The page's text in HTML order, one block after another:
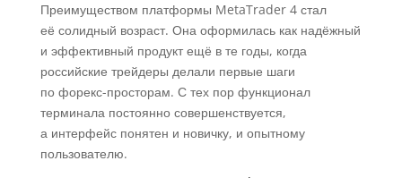
Преимуществом платформы MetaTrader 4 стал
её солидный возраст. Она оформилась как надёжный
и эффективный продукт ещё в те годы, когда
российские трейдеры делали первые шаги
по форекс-просторам. С тех пор функционал
терминала постоянно совершенствуется,
а интерфейс понятен и новичку, и опытному
пользователю.